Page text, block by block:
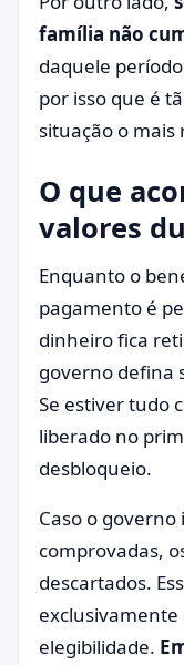
família não
daquele
por isso que é
situação o mais
O que
valores
Enquanto o
pagamento é
dinheiro fica
governo defina
Se estiver tudo
liberado no
desbloqueio.
Caso o
comprovadas,
descartados.
exclusivamente
elegibilidade.